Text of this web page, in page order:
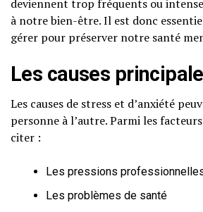
deviennent trop fréquents ou
à notre bien-être. Il est donc
gérer pour préserver notre santé
Les causes
Les causes de stress et d’anxiété
personne à l’autre. Parmi les
citer :
Les pressions
Les problèmes de santé